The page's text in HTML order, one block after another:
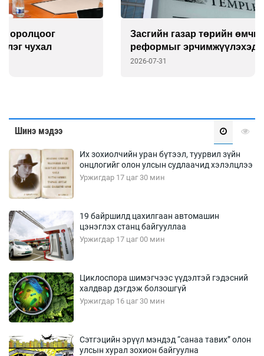
Засгийн газар төрийн өмчит компаниудын
реформыг эрчимжүүлэхэд “Franklin
Templeton”-той хамтарна
Шинэ мэдээ
Их зохиолчийн уран бүтээл, туурвил зүйн
онцлогийг олон улсын судлаачид хэлэлцлээ
Уржигдар 17 цаг 30 мин
19 байршилд цахилгаан автомашин
цэнэглэх станц байгууллаа
Уржигдар 17 цаг 00 мин
Циклоспора шимэгчээс үүдэлтэй гэдэсний
халдвар дэгдэж болзошгүй
Уржигдар 16 цаг 30 мин
Сэтгэцийн эрүүл мэндэд “санаа тавих” олон
улсын хурал зохион байгуулна